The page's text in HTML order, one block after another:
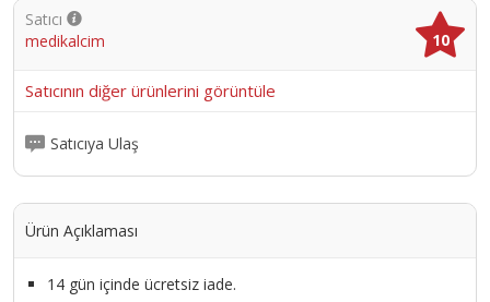
Satıcı
medikalcim
10
Satıcının diğer ürünlerini görüntüle
Satıcıya Ulaş
Ürün Açıklaması
14 gün içinde ücretsiz iade.